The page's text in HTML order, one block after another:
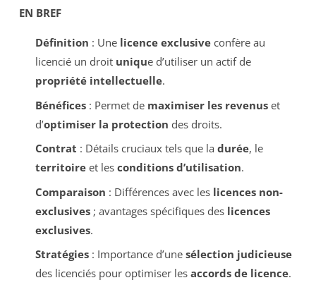
EN BREF
Définition : Une licence exclusiveconfère au
licencié un droit unique d’utiliser un actif de
propriété intellectuelle.
Bénéfices: Permet de maximiser les revenuset
d’optimiser la protection des droits.
Contrat : Détails cruciaux tels que la durée, le
territoireet les conditions d’utilisation.
Comparaison : Différences avec les licences non-
exclusives; avantages spécifiques des licences
exclusives.
Stratégies: Importance d’une sélection judicieuse
des licenciés pour optimiser les accords de licence.